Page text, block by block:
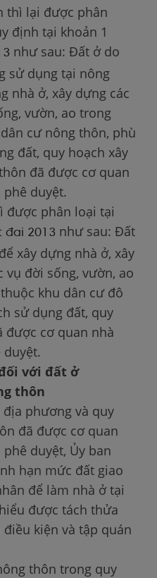
thì lại được phân
định tại khoản 1
như sau: Đất ở do
sử dụng tại nông
nhà ở, xây dựng các
vườn, ao trong
cư nông thôn, phù
đất, quy hoạch xây
đã được cơ quan
duyệt.
được phân loại tại
đai 2013 như sau: Đất
xây dựng nhà ở, xây
vụ đời sống, vườn, ao
khu dân cư đô
sử dụng đất, quy
được cơ quan nhà
với đất ở
thôn
địa phương và quy
đã được cơ quan
duyệt, Ủy ban
hạn mức đất giao
để làm nhà ở tại
được tách thửa
kiện và tập quán
thôn trong quy